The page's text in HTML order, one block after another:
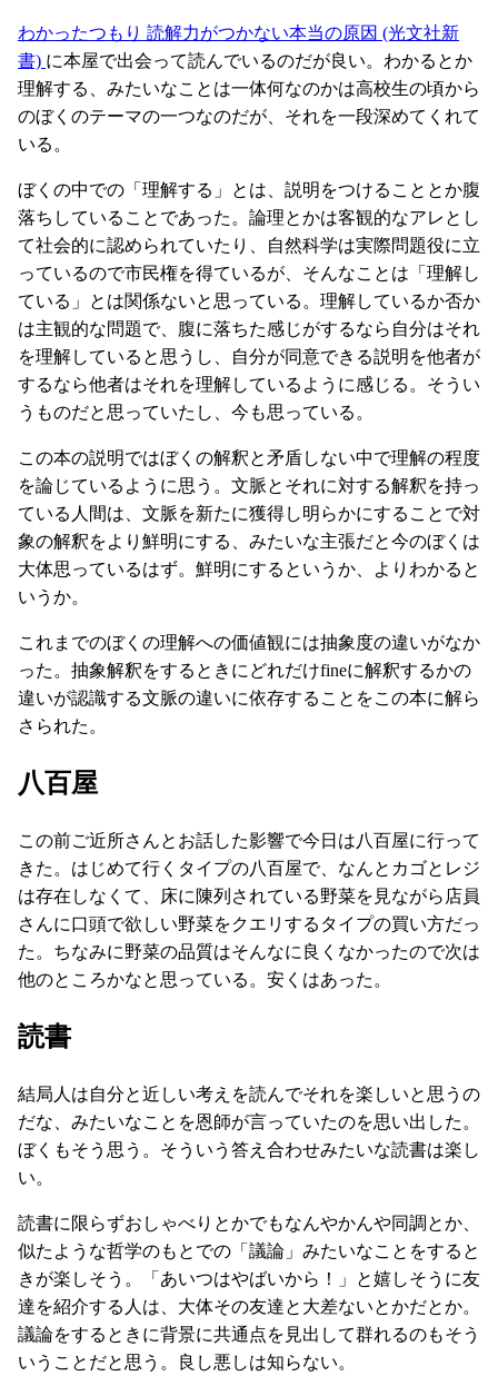
わかったつもり 読解力がつかない本当の原因 (光文社新
書) に本屋で出会って読んでいるのだが良い。わかるとか
理解する、みたいなことは一体何なのかは高校生の頃から
のぼくのテーマの一つなのだが、それを一段深めてくれて
いる。
ぼくの中での「理解する」とは、説明をつけることとか腹
落ちしていることであった。論理とかは客観的なアレとし
て社会的に認められていたり、自然科学は実際問題役に立
っているので市民権を得ているが、そんなことは「理解し
ている」とは関係ないと思っている。理解しているか否か
は主観的な問題で、腹に落ちた感じがするなら自分はそれ
を理解していると思うし、自分が同意できる説明を他者が
するなら他者はそれを理解しているように感じる。そうい
うものだと思っていたし、今も思っている。
この本の説明ではぼくの解釈と矛盾しない中で理解の程度
を論じているように思う。文脈とそれに対する解釈を持っ
ている人間は、文脈を新たに獲得し明らかにすることで対
象の解釈をより鮮明にする、みたいな主張だと今のぼくは
大体思っているはず。鮮明にするというか、よりわかると
いうか。
これまでのぼくの理解への価値観には抽象度の違いがなか
った。抽象解釈をするときにどれだけfineに解釈するかの
違いが認識する文脈の違いに依存することをこの本に解ら
さられた。
八百屋
この前ご近所さんとお話した影響で今日は八百屋に行って
きた。はじめて行くタイプの八百屋で、なんとカゴとレジ
は存在しなくて、床に陳列されている野菜を見ながら店員
さんに口頭で欲しい野菜をクエリするタイプの買い方だっ
た。ちなみに野菜の品質はそんなに良くなかったので次は
他のところかなと思っている。安くはあった。
読書
結局人は自分と近しい考えを読んでそれを楽しいと思うの
だな、みたいなことを恩師が言っていたのを思い出した。
ぼくもそう思う。そういう答え合わせみたいな読書は楽し
い。
読書に限らずおしゃべりとかでもなんやかんや同調とか、
似たような哲学のもとでの「議論」みたいなことをすると
きが楽しそう。「あいつはやばいから！」と嬉しそうに友
達を紹介する人は、大体その友達と大差ないとかだとか。
議論をするときに背景に共通点を見出して群れるのもそう
いうことだと思う。良し悪しは知らない。